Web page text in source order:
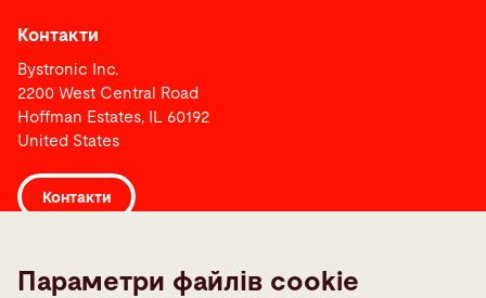
Контакти
Bystronic Inc.
2200 West Central Road
Hoffman Estates, IL 60192
United States
Контакти
Посилання
Параметри файлів cookie